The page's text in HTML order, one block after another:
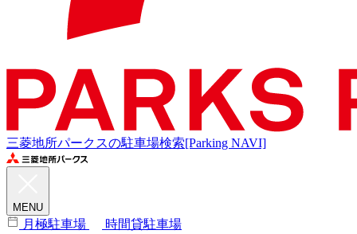
三菱地所パークスの駐車場検索[Parking NAVI]
MENU
月極駐車場 時間貸駐車場